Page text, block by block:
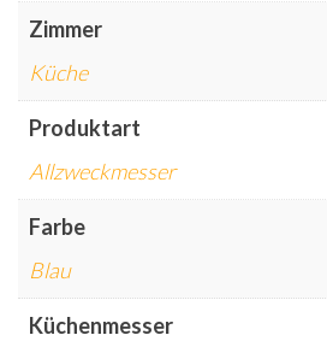
Zimmer
Küche
Produktart
Allzweckmesser
Farbe
Blau
Küchenmesser